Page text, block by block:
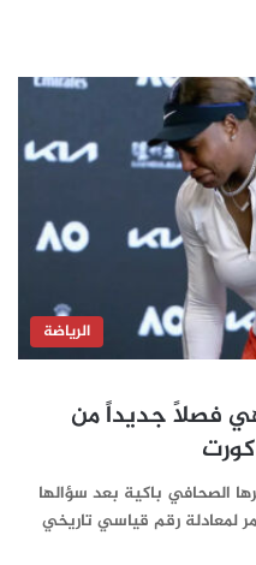
الرياضة
فصلاً جديداً من
الصحافي باكية بعد سؤالها
لمعادلة رقم قياسي تاريخي